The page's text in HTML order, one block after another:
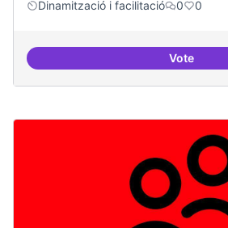
Dinamització i facilitació
0 0
Vote